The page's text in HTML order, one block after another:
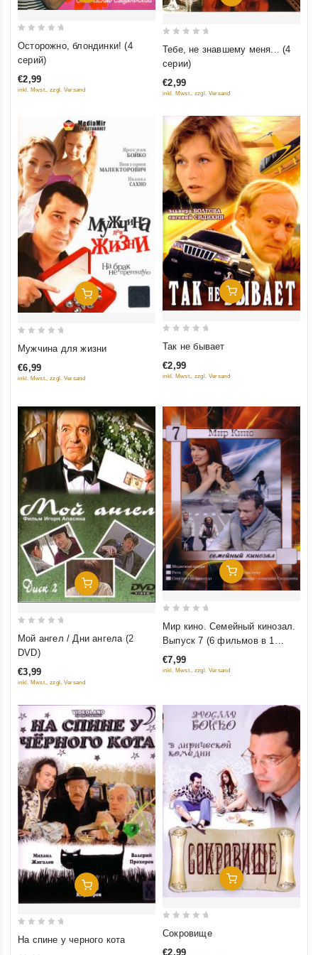
5
Осторожно, блондинки! (4
серий)
€2,99
inkl. Mwst., zzgl. Versand 5
Тебе, не знавшему меня... (4
серии)
€2,99
inkl. Mwst., zzgl. Versand
Добавить В Корзину
out
of
Мужчина для жизни
€6,99
inkl. Mwst., zzgl. Versand
Добавить В Корзину
of
Так не бывает
€2,99
inkl. Mwst., zzgl. Versand
Добавить В Корзину
5
Мой ангел / Дни ангела (2
DVD)
€3,99
inkl. Mwst., zzgl. Versand
Добавить В Корзину
out
5
Мир кино. Семейный кинозал.
Выпуск 7 (6 фильмов в 1
диске)
€7,99
inkl. Mwst., zzgl. Versand
Добавить В Корзину
На спине у черного кота
Добавить В Корзину
Сокровище
€2,99